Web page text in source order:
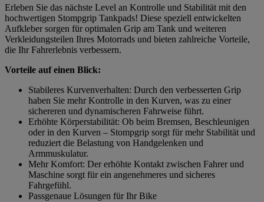
Erleben Sie das nächste Level an Kontrolle und Stabilität mit den
hochwertigen Stompgrip Tankpads! Diese speziell entwickelten
Aufkleber sorgen für optimalen Grip am Tank und weiteren
Verkleidungsteilen Ihres Motorrads und bieten zahlreiche Vorteile,
die Ihr Fahrerlebnis verbessern.
Vorteile auf einen Blick:
Stabileres Kurvenverhalten: Durch den verbesserten Grip
haben Sie mehr Kontrolle in den Kurven, was zu einer
sichereren und dynamischeren Fahrweise führt.
Erhöhte Körperstabilität: Ob beim Bremsen, Beschleunigen
oder in den Kurven – Stompgrip sorgt für mehr Stabilität und
reduziert die Belastung von Handgelenken und
Armmuskulatur.
Mehr Komfort: Der erhöhte Kontakt zwischen Fahrer und
Maschine sorgt für ein angenehmeres und sicheres
Fahrgefühl.
Passgenaue Lösungen für Ihr Bike